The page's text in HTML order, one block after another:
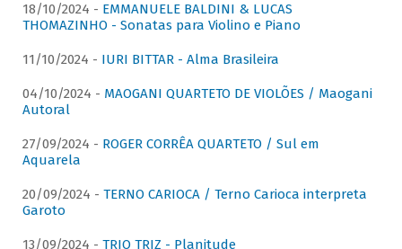
18/10/2024 - EMMANUELE BALDINI & LUCAS
THOMAZINHO - Sonatas para Violino e Piano
11/10/2024 - IURI BITTAR - Alma Brasileira
04/10/2024 - MAOGANI QUARTETO DE VIOLÕES / Maogani
Autoral
27/09/2024 - ROGER CORRÊA QUARTETO / Sul em
Aquarela
20/09/2024 - TERNO CARIOCA / Terno Carioca interpreta
Garoto
13/09/2024 - TRIO TRIZ - Planitude